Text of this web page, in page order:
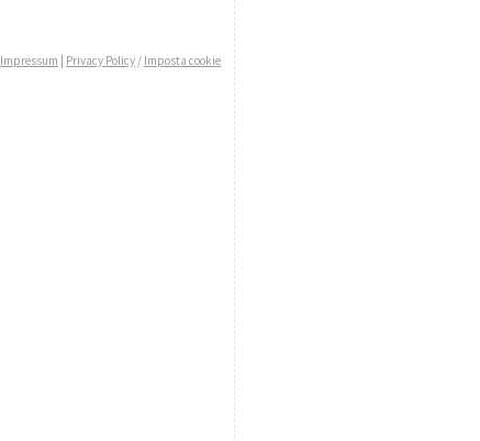
Impressum Privacy Policy / Imposta cookie